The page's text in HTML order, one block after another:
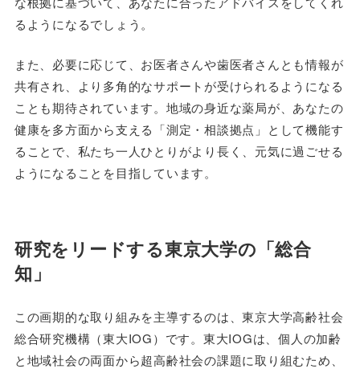
るようになるでしょう。
また、必要に応じて、お医者さんや歯医者さんとも情報が
共有され、より多角的なサポートが受けられるようになる
ことも期待されています。地域の身近な薬局が、あなたの
健康を多方面から支える「測定・相談拠点」として機能す
ることで、私たち一人ひとりがより長く、元気に過ごせる
ようになることを目指しています。
研究をリードする東京大学の「総合
知」
この画期的な取り組みを主導するのは、東京大学高齢社会
総合研究機構（東大IOG）です。東大IOGは、個人の加齢
と地域社会の両面から超高齢社会の課題に取り組むため、